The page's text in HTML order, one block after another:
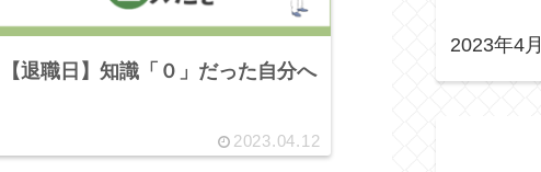
【退職日】知識「０」だった自分へ
2023.04.12
2023年4月